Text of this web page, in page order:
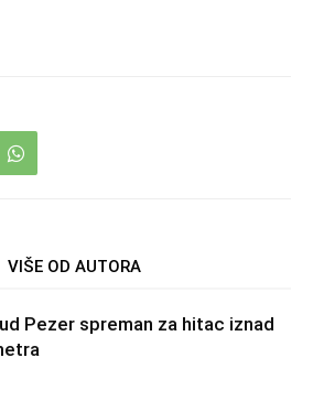
VIŠE OD AUTORA
Pezer spreman za hitac iznad